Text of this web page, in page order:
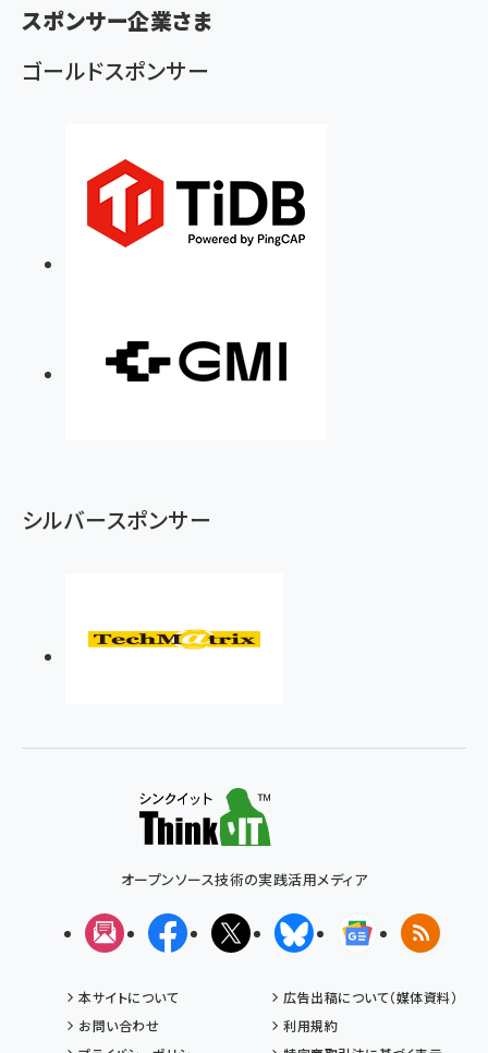
く
ず
スポンサー企業さま
ゴールドスポンサー
シルバースポンサー
オープンソース技術の実践活用メディア
メルマガFacebookX(エックス)BlueskyGoogleニュ
RSS
本サイトについて
広告出稿について（媒体資料）
お問い合わせ
利用規約